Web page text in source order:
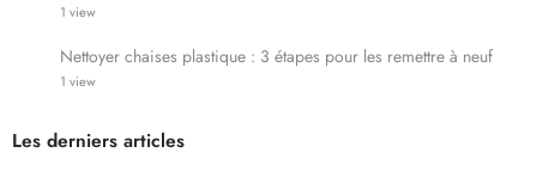
1 view
Nettoyer chaises plastique : 3 étapes pour les remettre à neuf
1 view
Les derniers articles